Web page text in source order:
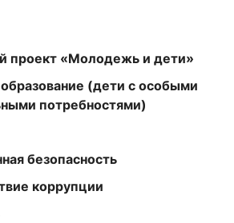
проект «Молодежь и дети»
(дети с особыми
потребностями)
безопасность
коррупции